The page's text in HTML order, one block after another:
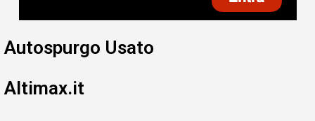
Autospurgo Usato
Altimax.it